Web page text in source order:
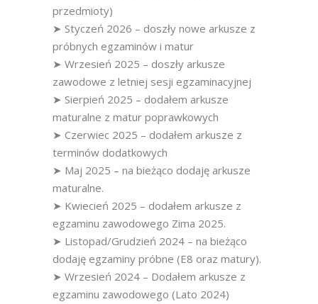
przedmioty)
➤ Styczeń 2026 – doszły nowe arkusze z
próbnych egzaminów i matur
➤ Wrzesień 2025 – doszły arkusze
zawodowe z letniej sesji egzaminacyjnej
➤ Sierpień 2025 – dodałem arkusze
maturalne z matur poprawkowych
➤ Czerwiec 2025 – dodałem arkusze z
terminów dodatkowych
➤ Maj 2025 – na bieżąco dodaję arkusze
maturalne.
➤ Kwiecień 2025 – dodałem arkusze z
egzaminu zawodowego Zima 2025.
➤ Listopad/Grudzień 2024 – na bieżąco
dodaję egzaminy próbne (E8 oraz matury).
➤ Wrzesień 2024 – Dodałem arkusze z
egzaminu zawodowego (Lato 2024)